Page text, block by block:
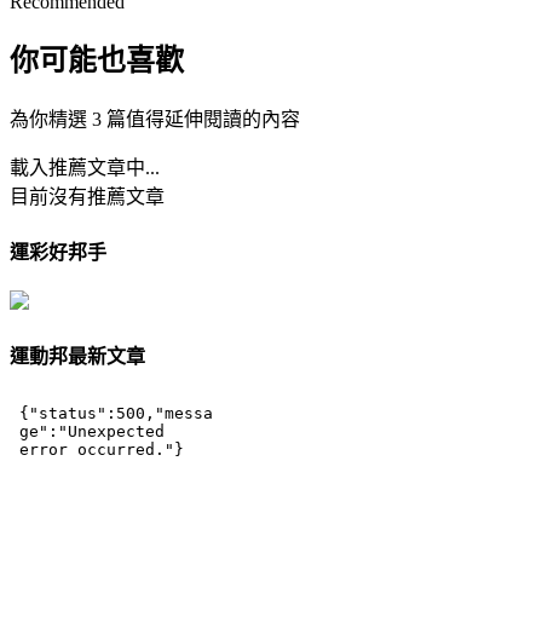
你可能也喜歡
為你精選 3 篇值得延伸閱讀的內容
載入推薦文章中...
目前沒有推薦文章
運彩好邦手
運動邦最新文章